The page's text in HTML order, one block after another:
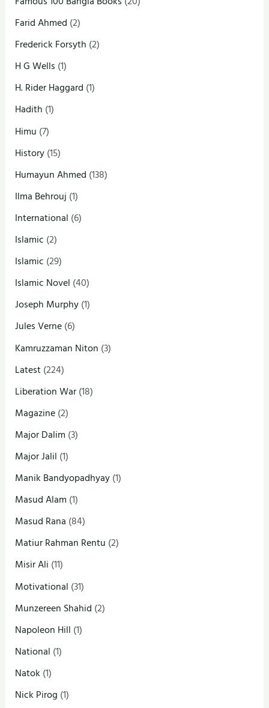
Farid Ahmed (2)
Frederick Forsyth (2)
H G Wells (1)
H. Rider Haggard (1)
Hadith (1)
Himu (7)
History(15)
Humayun Ahmed (138)
Ilma Behrouj (1)
International (6)
Islamic (2)
Islamic (29)
Islamic Novel (40)
Joseph Murphy(1)
Jules Verne(6)
Kamruzzaman Niton (3)
Latest(224)
Liberation War(18)
Magazine(2)
Major Dalim (3)
Major Jalil (1)
Manik Bandyopadhyay(1)
Masud Alam (1)
Masud Rana (84)
Matiur Rahman Rentu (2)
Misir Ali (11)
Motivational (31)
Munzereen Shahid (2)
Napoleon Hill (1)
National (1)
Natok (1)
Nick Pirog (1)